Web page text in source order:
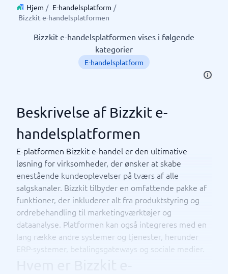
Hjem / E-handelsplatform /
Bizzkit e-handelsplatformen
Bizzkit e-handelsplatformen vises i følgende
kategorier
E-handelsplatform
Beskrivelse af Bizzkit e-
handelsplatformen
E-platformen Bizzkit e-handel er den ultimative
løsning for virksomheder, der ønsker at skabe
enestående kundeoplevelser på tværs af alle
salgskanaler. Bizzkit tilbyder en omfattende pakke af
funktioner, der inkluderer alt fra produktstyring og
ordrebehandling til marketingværktøjer og
dataanalyse. Platformen kan også integreres med en
lang række andre systemer og tjenester, herunder
ERP-systemer, betalingsgateways og sociale medier.